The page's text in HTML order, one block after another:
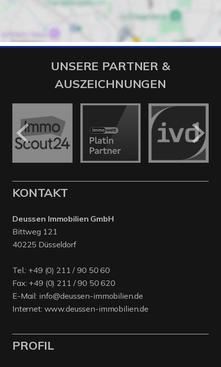
UNSERE PARTNER &
AUSZEICHNUNGEN
KONTAKT
Deussen Immobilien GmbH
Bittweg 121
40225 Düsseldorf
Tel.: +49 (0) 211 / 90 50 60
Fax: +49 (0) 211 / 90 50 620
E-Mail: info@deussen-immobilien.de
Internet: www.deussen-immobilien.de
PROFIL